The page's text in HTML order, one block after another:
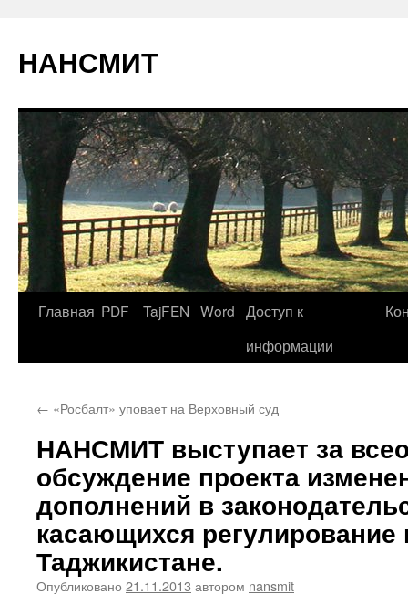
НАНСМИТ
Главная PDF TajFEN Word Доступ к
информации
← «Росбалт» уповает на Верховный суд
НАНСМИТ выступает за
обсуждение проекта
дополнений в
касающихся регулирование
Таджикистане.
Опубликовано 21.11.2013 автором nansmit